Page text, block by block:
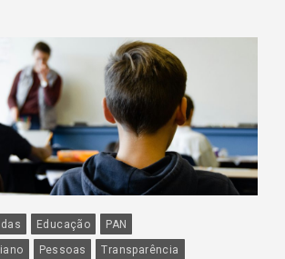
Educação
PAN
Pessoas Transparência